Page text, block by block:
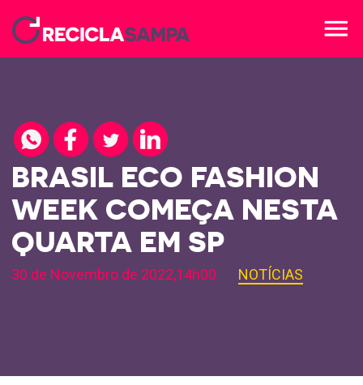
menu
BRASIL ECO FASHION
WEEK COMEÇA NESTA
QUARTA EM SP
30 de Novembro de 2022,14h00 NOTÍCIAS